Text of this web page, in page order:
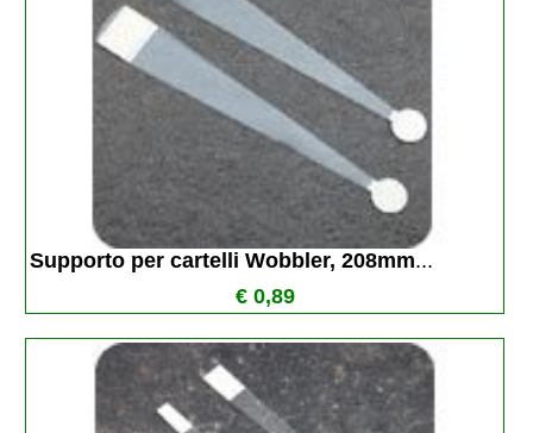
Supporto per cartelli Wobbler, 208mm...
€ 0,89